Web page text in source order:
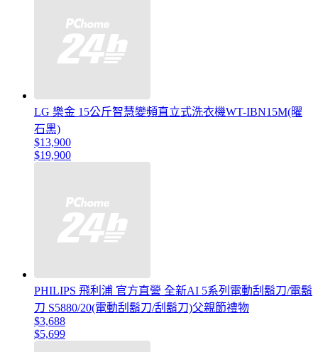
LG 樂金 15公斤智慧變頻直立式洗衣機WT-IBN15M(曜
石黑)
$13,900
$19,900
PHILIPS 飛利浦 官方直營 全新AI 5系列電動刮鬍刀/電鬍
刀 S5880/20(電動刮鬍刀/刮鬍刀)父親節禮物
$3,688
$5,699